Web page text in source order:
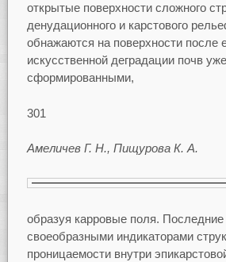
открытые поверхности сложного
денудационного и карстового
обнажаются на поверхности после
искусственной деградации почв уже
сформированными,
301
Амеличев Г. Н., Пищурова К. А.
образуя карровые поля.
своеобразными индикаторами
проницаемости внутри